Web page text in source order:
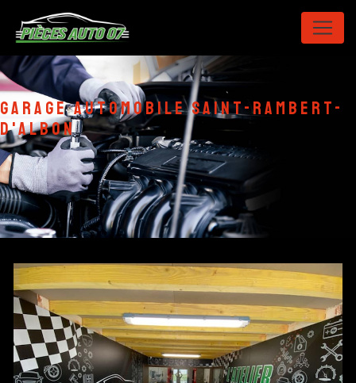
Panneau de gestion des cookies
garage automobile Saint-Rambert-
D'Albon